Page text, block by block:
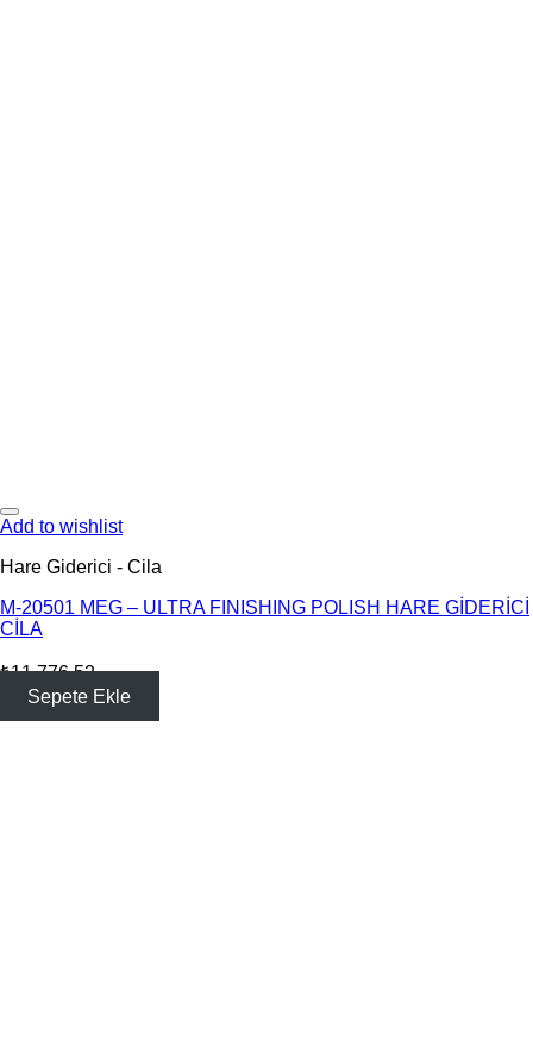
Add to wishlist
Hare Giderici - Cila
M-20501 MEG – ULTRA FINISHING POLISH HARE GİDERİCİ
CİLA
₺11,776.52
Sepete Ekle